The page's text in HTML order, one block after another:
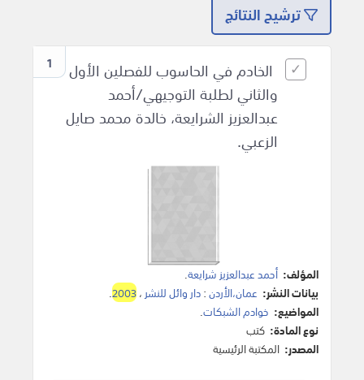
ترشيح النتائج
1
الخادم في الحاسوب للفصلين الأول
والثاني لطلبة التوجيهي/أحمد
عبدالعزيز الشرايعة، خالدة محمد صايل
الزعبي.
المؤلف: أحمد عبدالعزيز شرايعة.
بيانات النشر: عمان،الأردن:دار وائل للنشر ،2003
.
المواضيع: خوادم الشبكات.
نوع المادة: كتب
المصدر: المكتبة الرئيسية